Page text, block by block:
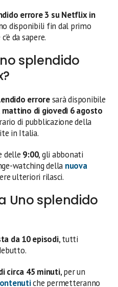
errore 3 su Netflix in
disponibili fin dal primo
da sapere.
splendido
erroresarà disponibile
di giovedì 6 agosto
di pubblicazione della
in Italia.
delle 9:00, gli abbonati
watching della nuova
ulteriori rilasci.
Uno splendido
da 10 episodi, tutti
circa 45 minuti, per un
che permetteranno